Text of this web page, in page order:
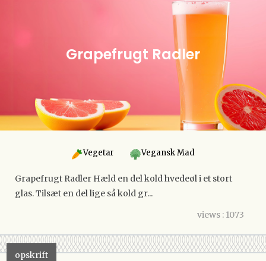
Grapefrugt Radler
Vegetar Vegansk Mad
Grapefrugt Radler Hæld en del kold hvedeøl i et stort
glas. Tilsæt en del lige så kold gr...
views : 1073
opskrift